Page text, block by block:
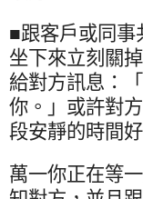
■跟客戶或同事
坐下來立刻關
給對方訊息：
你。」或許對
段安靜的時間
萬一你正在等